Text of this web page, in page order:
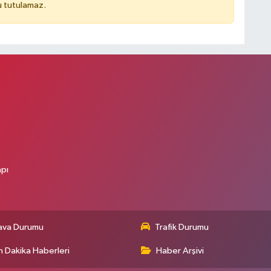
tutulamaz.
Durumu Trafik Durumu
Dakika Haberleri Haber Arşivi